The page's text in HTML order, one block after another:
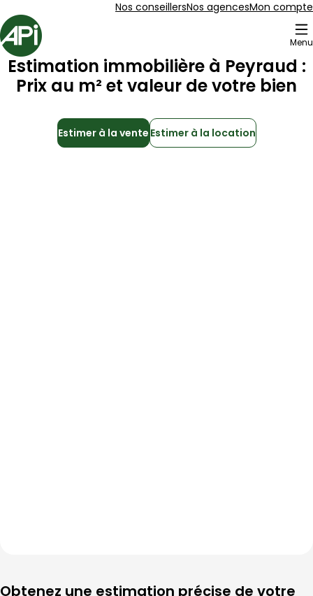
Nos conseillersNos agencesMon compte
Accueil
Menu
Estimation immobilière à Peyraud :
Prix au m² et valeur de votre bien
Estimer à la vente Estimer à la location
Obtenez une estimation précise de votre